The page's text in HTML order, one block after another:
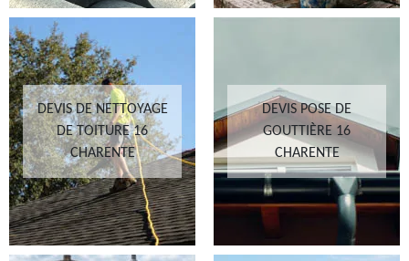
DEVIS DE NETTOYAGE
DE TOITURE 16
CHARENTE
DEVIS POSE DE
GOUTTIÈRE 16
CHARENTE